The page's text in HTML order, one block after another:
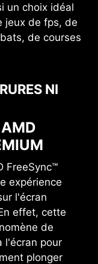
un choix idéal
jeux de fps, de
de courses
par l'écran
profiter de
souffrir de
NI
FreeSync™
expérience
l'écran
effet, cette
de
l'écran pour
plonger